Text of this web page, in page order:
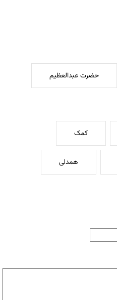
حضرت عبدالعظیم
کمک
همدلی